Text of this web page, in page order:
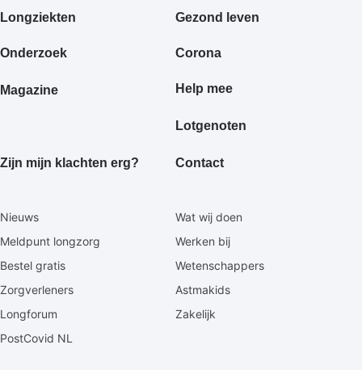
Primair
Longziekten Gezond leven
Onderzoek Corona
Magazine Help mee
Lotgenoten
Zijn mijn klachten erg? Contact
Secundaire
Nieuws
Wat wij doen
Meldpunt longzorg
Werken bij
Bestel gratis
Wetenschappers
Zorgverleners
Astmakids
Longforum
Zakelijk
PostCovid NL